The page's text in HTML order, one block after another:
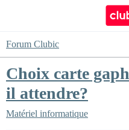
Forum Clubic
Choix carte
il attendre?
Matériel informatique